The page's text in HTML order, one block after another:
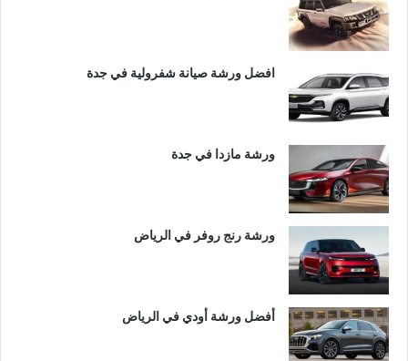
افضل ورشة صيانة شفرولية في جدة
ورشة مازدا في جدة
ورشة رنج روفر في الرياض
أفضل ورشة أودي في الرياض